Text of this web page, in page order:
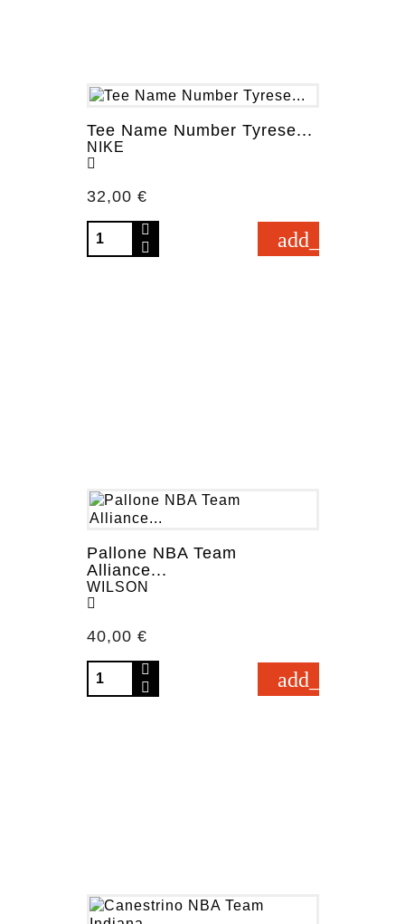
Tee Name Number Tyrese...
NIKE
Prezzo
32,00 €
Pallone NBA Team
Alliance...
WILSON
Prezzo
40,00 €